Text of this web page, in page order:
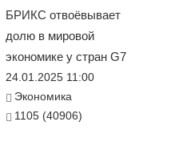
БРИКС отвоёвывает
долю в мировой
экономике у стран G7
24.01.2025 11:00
Экономика
1105 (40906)